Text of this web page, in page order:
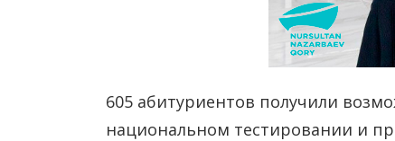
605 абитуриентов получили
национальном тестировании и